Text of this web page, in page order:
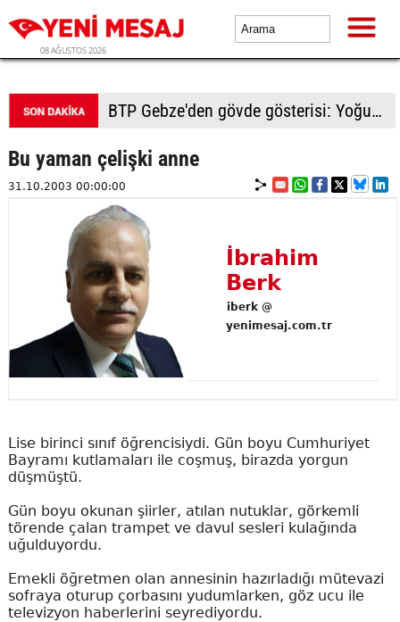
08 AĞUSTOS 2026
BTP Gebze'den gövde gösterisi: Yoğun katılımla yeni üyeler rozetlerini taktı
Bu yaman çelişki anne
31.10.2003 00:00:00
İbrahim
Berk
iberk @
yenimesaj.com.tr
Lise birinci sınıf öğrencisiydi. Gün boyu Cumhuriyet
Bayramı kutlamaları ile coşmuş, birazda yorgun
düşmüştü.
Gün boyu okunan şiirler, atılan nutuklar, görkemli
törende çalan trampet ve davul sesleri kulağında
uğulduyordu.
Emekli öğretmen olan annesinin hazırladığı mütevazi
sofraya oturup çorbasını yudumlarken, göz ucu ile
televizyon haberlerini seyrediyordu.